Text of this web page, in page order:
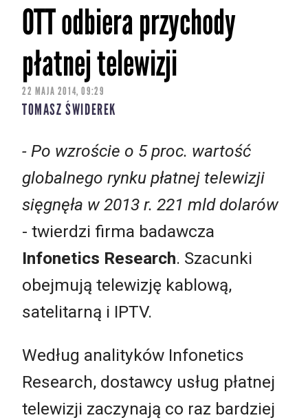
OTT odbiera przychody
płatnej telewizji
22 MAJA 2014, 09:29
TOMASZ ŚWIDEREK
- Po wzroście o 5 proc. wartość
globalnego rynku płatnej telewizji
sięgnęła w 2013 r. 221 mld dolarów
- twierdzi firma badawcza
Infonetics Research. Szacunki
obejmują telewizję kablową,
satelitarną i IPTV.
Według analityków Infonetics
Research, dostawcy usług płatnej
telewizji zaczynają co raz bardziej